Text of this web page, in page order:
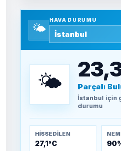
bulunamadı
SEYFULLAH
yolun taşları
döşendi?
TEOMAN
Kütahya-
🌤️
HAVA DURUMU
🌤️ Parçalı
İstanbul için
durumu
HISSEDILEN
27,1°C
NEM